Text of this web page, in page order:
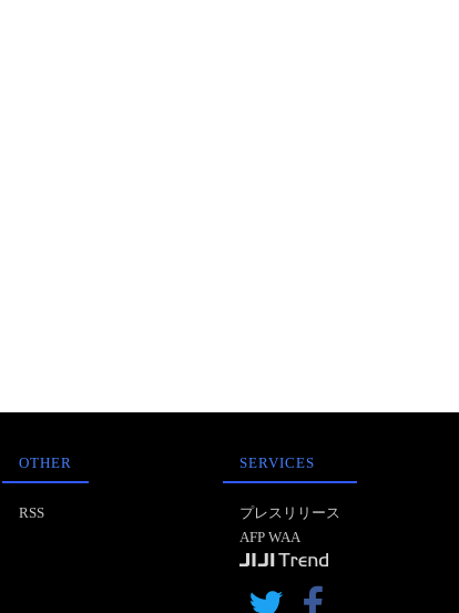
OTHER
RSS
SERVICES
プレスリリース
AFP WAA